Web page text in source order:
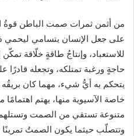
من أثمن ثمرات صمت الباطن قوةُ
على جعل الإنسان يتسامي ليحمي
للاستعباد، وإنتاجُ طاقةٍ خلّاقة
حاجةٍ ورغبة تمتلكه، وتجعله
يتحكم به أيُّ شيء، مهما كان بريقُه
خاصة الآسيوية منها، ‏يهتم
متنوعة تستقي من الصمت وتستلهم
وتتصلّب حيثما يكون الصمتُ